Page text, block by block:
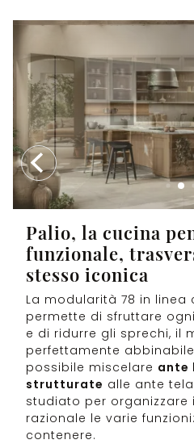
Palio, la cucina
funzionale,
stesso iconica
La modularità 78 in linea
permette di sfruttare
e di ridurre gli sprechi, il
perfettamente
possibile miscelare ante
strutturate alle ante
studiato per
razionale le varie
contenere.